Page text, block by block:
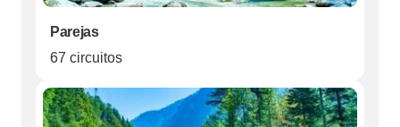
Parejas
67 circuitos